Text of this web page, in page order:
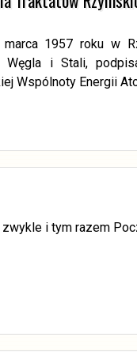
1957 roku w
Węgla i Stali,
Wspólnoty Energii
i tym razem